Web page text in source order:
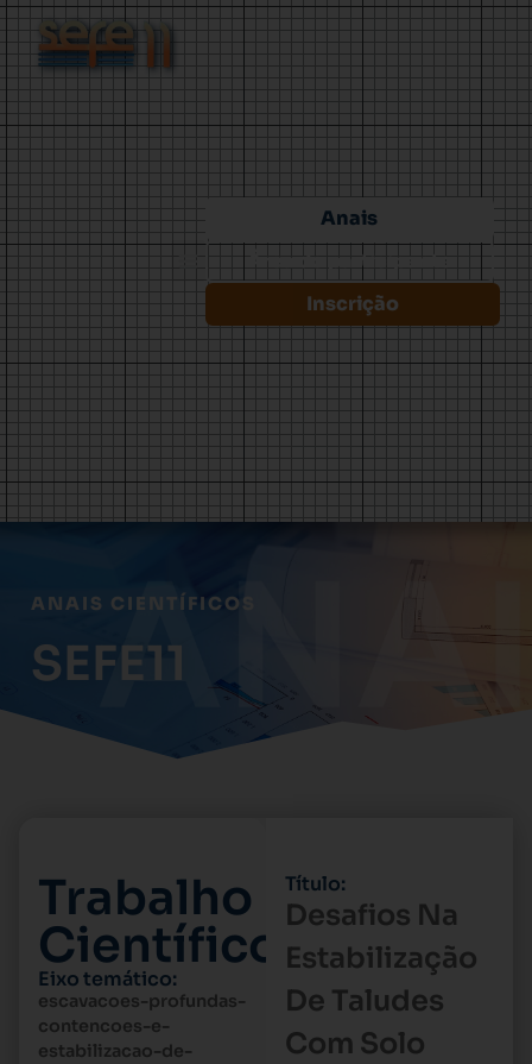
Anais
Área do participante
Inscrição
ANAIS CIENTÍFICOS
SEFE11
Trabalho
Científico
Eixo temático:
escavacoes-profundas-
contencoes-e-
estabilizacao-de-
Título:
Desafios Na
Estabilização
De Taludes
Com Solo